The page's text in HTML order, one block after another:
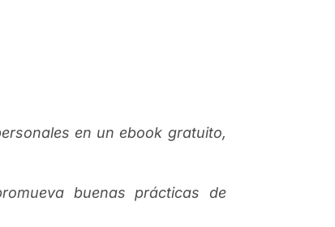
en un ebook gratuito,
buenas prácticas de